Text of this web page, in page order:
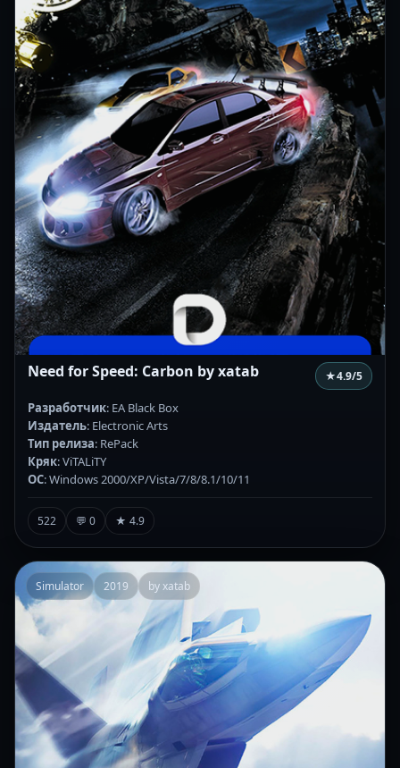
Need for Speed: Carbon by xatab ★4.9/5
Разработчик: EA Black Box
Издатель: Electronic Arts
Тип релиза: RePack
Кряк: ViTALiTY
ОС: Windows 2000/XP/Vista/7/8/8.1/10/11
522 💬 0 ★ 4.9
Simulator 2019 by xatab